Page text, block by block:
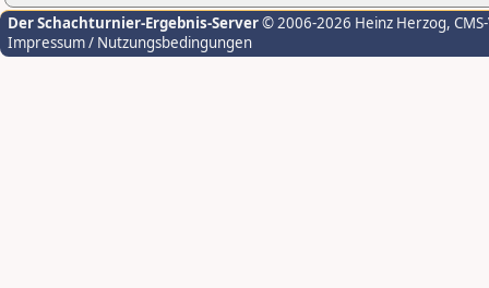
Der Schachturnier-Ergebnis-Server© 2006-2026 Heinz Herzog,
Impressum / Nutzungsbedingungen